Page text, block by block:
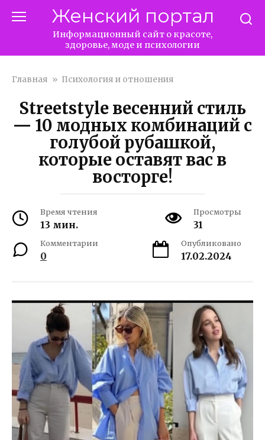
Женский портал
Информационный сайт о красоте,
здоровье, моде и психологии
Главная » Психология и отношения
Streetstyle весенний стиль
— 10 модных комбинаций с
голубой рубашкой,
которые оставят вас в
восторге!
Время чтения
13 мин.
Просмотры
31
Комментарии
0
Опубликовано
17.02.2024